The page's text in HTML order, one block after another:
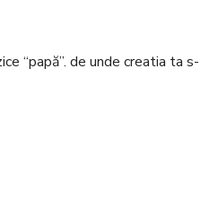
“papă”. de unde creatia ta s-